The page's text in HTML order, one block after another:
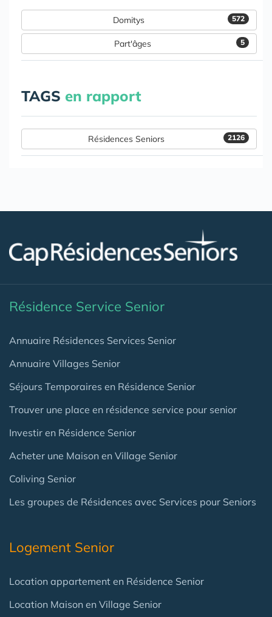
572
Domitys
5
Part'âges
TAGS en rapport
2126
Résidences Seniors
Résidence Service Senior
Annuaire Résidences Services Senior
Annuaire Villages Senior
Séjours Temporaires en Résidence Senior
Trouver une place en résidence service pour senior
Investir en Résidence Senior
Acheter une Maison en Village Senior
Coliving Senior
Les groupes de Résidences avec Services pour Seniors
Logement Senior
Location appartement en Résidence Senior
Location Maison en Village Senior